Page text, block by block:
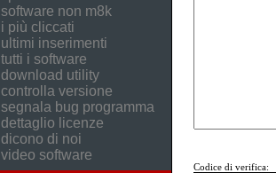
software non m8k
i più cliccati
ultimi inserimenti
tutti i software
download utility
controlla versione
segnala bug programma
dettaglio licenze
dicono di noi
video software
Codice di verifica: